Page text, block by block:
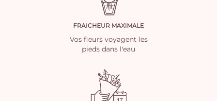
FRAICHEUR MAXIMALE
Vos fleurs voyagent les
pieds dans l'eau